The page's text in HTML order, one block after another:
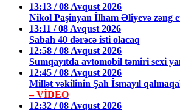
13:13 / 08 Avqust 2026
Nikol Paşinyan İlham Əliyevə zəng
13:11 / 08 Avqust 2026
Sabah 40 dərəcə isti olacaq
12:58 / 08 Avqust 2026
Sumqayıtda avtomobil təmiri sexi
12:45 / 08 Avqust 2026
Millət vəkilinin Şah İsmayıl
– VİDEO
12:32 / 08 Avqust 2026